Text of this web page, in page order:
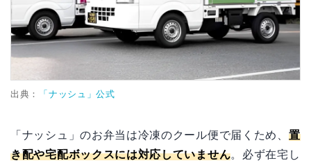
出典： 「ナッシュ」公式
「ナッシュ」のお弁当は冷凍のクール便で届くため、 置
き配や宅配ボックスには対応していません。必ず在宅し